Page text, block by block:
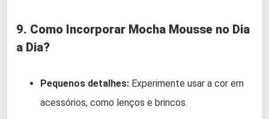
9. Como Incorporar Mocha Mousse no Dia
a Dia?
Pequenos detalhes: Experimente usar a cor em
acessórios, como lenços e brincos.